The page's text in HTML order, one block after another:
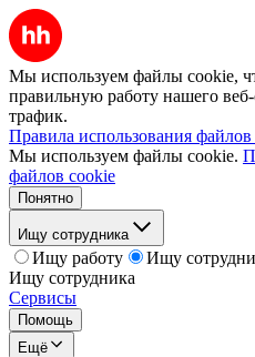
Мы используем файлы cookie,
правильную работу нашего веб-
трафик.
Правила использования
Мы используем файлы cookie.
файлов cookie
Понятно
Ищу сотрудника
Ищу работу
Ищу
Ищу сотрудника
Сервисы
Помощь
Ещё